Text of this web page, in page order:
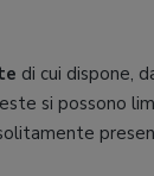
di cui dispone,
si possono